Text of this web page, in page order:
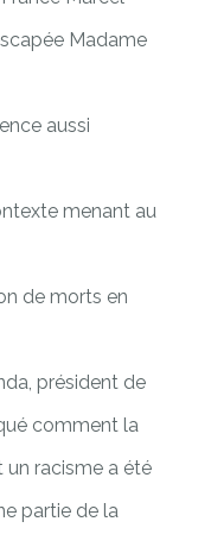
Madame
aussi
menant au
de morts en
président de
comment la
un racisme a été
partie de la